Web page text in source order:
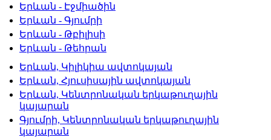
Երևան - Էջմիածին
Երևան - Գյումրի
Երևան - Թբիլիսի
Երևան - Թեհրան
Երևան, Կիլիկիա ավտոկայան
Երևան, Հյուսիսային ավտոկայան
Երևան, Կենտրոնական երկաթուղային
կայարան
Գյումրի, Կենտրոնական երկաթուղային
կայարան